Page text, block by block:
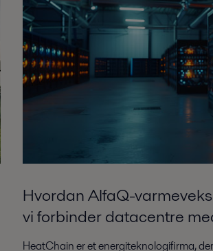
Hvordan AlfaQ-
vi forbinder datacentre
HeatChain er et energiteknologifirma,